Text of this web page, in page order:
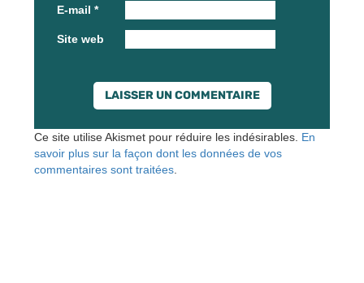
E-mail *
Site web
Ce site utilise Akismet pour réduire les indésirables. En
savoir plus sur la façon dont les données de vos
commentaires sont traitées